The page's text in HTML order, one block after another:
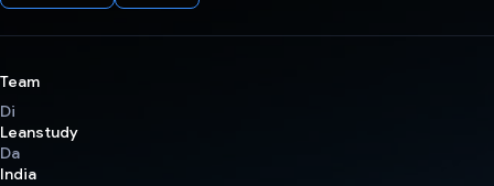
Team
Di
Leanstudy
Da
India